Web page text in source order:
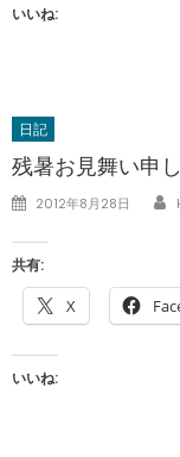
いいね:
日記
残暑お見舞い申
Posted
2012年8月28日
共有:
X
いいね: